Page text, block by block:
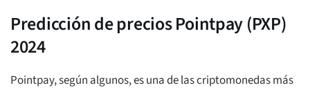
Predicción de precios Pointpay (PXP)
2024
Pointpay, según algunos, es una de las criptomonedas más